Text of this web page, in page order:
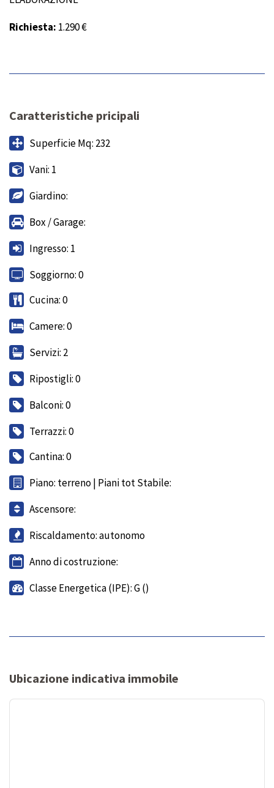
Richiesta: 1.290 €
Caratteristiche pricipali
Superficie Mq: 232
Vani: 1
Giardino:
Box / Garage:
Ingresso: 1
Soggiorno: 0
Cucina: 0
Camere: 0
Servizi: 2
Ripostigli: 0
Balconi: 0
Terrazzi: 0
Cantina: 0
Piano: terreno | Piani tot Stabile:
Ascensore:
Riscaldamento: autonomo
Anno di costruzione:
Classe Energetica (IPE): G ()
Ubicazione indicativa immobile